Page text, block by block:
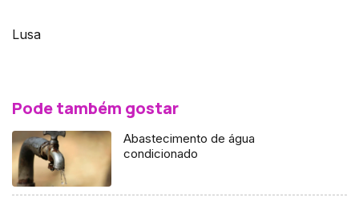
Lusa
Pode também gostar
Abastecimento de água
condicionado